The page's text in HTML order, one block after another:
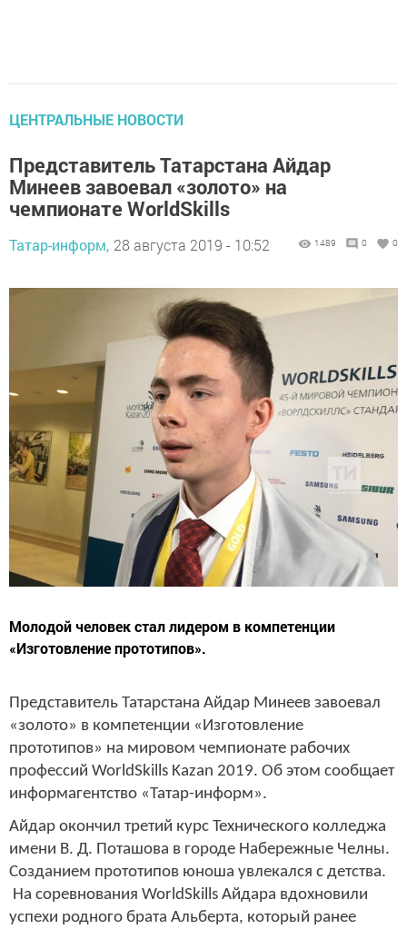
ЦЕНТРАЛЬНЫЕ НОВОСТИ
Представитель Татарстана Айдар
Минеев завоевал «золото» на
чемпионате WorldSkills
Татар-информ, 28 августа 2019 - 10:52 1489 0 0
Молодой человек стал лидером в компетенции
«Изготовление прототипов».
Представитель Татарстана Айдар Минеев завоевал
«золото» в компетенции «Изготовление
прототипов» на мировом чемпионате рабочих
профессий WorldSkills Kazan 2019. Об этом сообщает
информагентство «Татар-информ».
Айдар окончил третий курс Технического колледжа
имени В. Д. Поташова в городе Набережные Челны.
Созданием прототипов юноша увлекался с детства.
На соревнования WorldSkills Айдара вдохновили
успехи родного брата Альберта, который ранее